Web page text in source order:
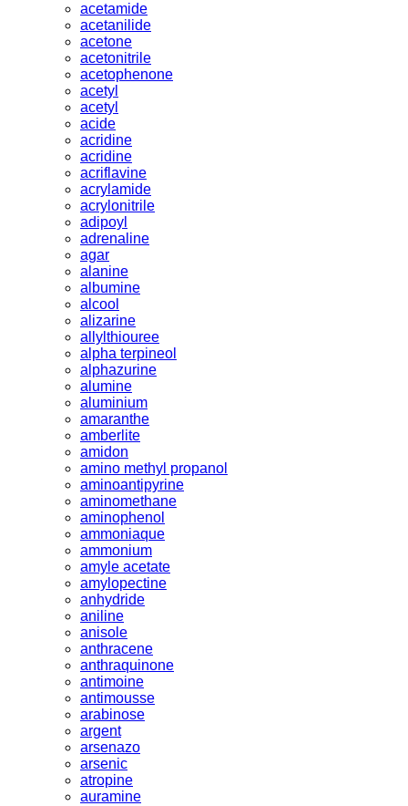
acetamide
acetanilide
acetone
acetonitrile
acetophenone
acetyl
acetyl
acide
acridine
acridine
acriflavine
acrylamide
acrylonitrile
adipoyl
adrenaline
agar
alanine
albumine
alcool
alizarine
allylthiouree
alpha terpineol
alphazurine
alumine
aluminium
amaranthe
amberlite
amidon
amino methyl propanol
aminoantipyrine
aminomethane
aminophenol
ammoniaque
ammonium
amyle acetate
amylopectine
anhydride
aniline
anisole
anthracene
anthraquinone
antimoine
antimousse
arabinose
argent
arsenazo
arsenic
atropine
auramine